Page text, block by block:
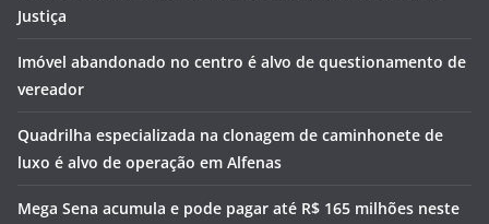
Justiça
Imóvel abandonado no centro é alvo de questionamento de
vereador
Quadrilha especializada na clonagem de caminhonete de
luxo é alvo de operação em Alfenas
Mega Sena acumula e pode pagar até R$ 165 milhões neste